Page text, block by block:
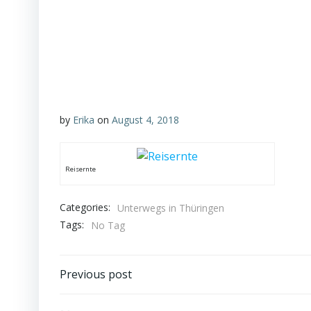
by Erika on August 4, 2018
Reisernte
Categories:
Unterwegs in Thüringen
Tags:
No Tag
Beitragsnavigation
Previous post